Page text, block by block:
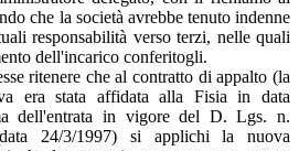
che la società avrebbe tenuto indenne
responsabilità verso terzi, nelle quali
dell'incarico conferitogli.
ritenere che al contratto di appalto (la
era stata affidata alla Fisia in data
dell'entrata in vigore del D. Lgs. n.
24/3/1997) si applichi la nuova